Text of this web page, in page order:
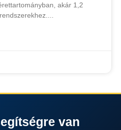
akár 1,2
van